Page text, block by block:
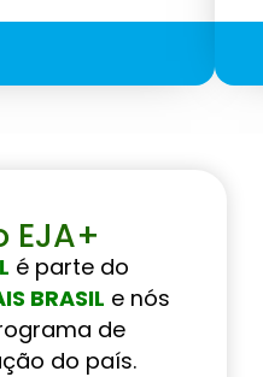
EJA+
é parte do
BRASIL e nós
de
do país.